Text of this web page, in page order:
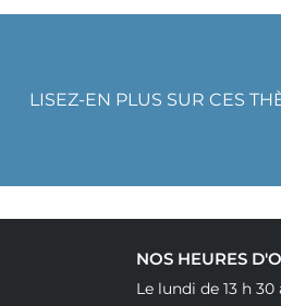
LISEZ-EN PLUS SUR CES
NOS HEURES
Le lundi de 13 h 30